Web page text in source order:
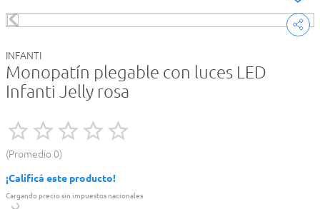
INFANTI
Monopatín plegable con luces LED
Infanti Jelly rosa
Promedio 0
¡Calificá este producto!
Cargando precio sin impuestos nacionales